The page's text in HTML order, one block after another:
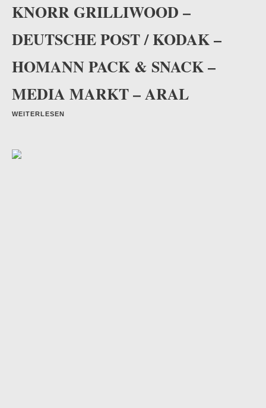
KNORR GRILLIWOOD –
DEUTSCHE POST / KODAK –
HOMANN PACK & SNACK –
MEDIA MARKT – ARAL
WEITERLESEN